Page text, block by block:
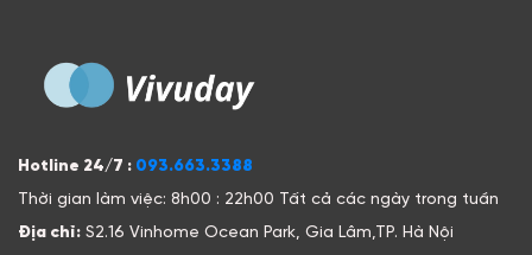
Hotline 24/7 : 093.663.3388
Thời gian làm việc: 8h00 : 22h00 Tất cả các ngày trong tuần
Địa chỉ: S2.16 Vinhome Ocean Park, Gia Lâm,TP. Hà Nội